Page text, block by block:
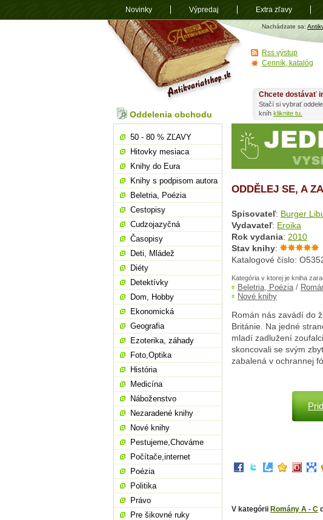
Antikvariát
shop.sk
Nachádzate sa:
ODDĚLEJ SE, A
Spisovateľ: Burger
Vydavateľ: Eroika
Rok vydania: 2010
Stav knihy:
Katalogové číslo:
Kategória v ktorej je kniha
Beletria, Poézia/
Nové knihy
Román nás zavádí do
Británie. Na jedné
mladí zadlužení
skoncovali se svým
zabalená v ochrannej
V kategórii Romány A - C
Chcete dostávať
Stačí si vybrať
kníh kliknite tu.
Oddelenia obchodu
50 - 80 % ZĽAVY
Hitovky mesiaca
Knihy do Eura
Knihy s podpisom autora
Beletria, Poézia
Cestopisy
Cudzojazyčná
Časopisy
Deti, Mládež
Diéty
Detektívky
Dom, Hobby
Ekonomická
Geografia
Ezoterika, záhady
Foto,Optika
História
Medicína
Náboženstvo
Nezaradené knihy
Nové knihy
Pestujeme,Chováme
Počítače,internet
Poézia
Politika
Právo
Pre šikovné ruky
Rss výstup
Cenník, katalóg
Novinky Výpredaj Extra zľavy